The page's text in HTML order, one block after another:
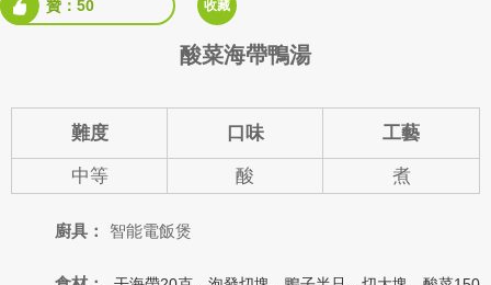
贊：50 收藏
酸菜海帶鴨湯
難度 口味 工藝
中等 酸 煮
廚具： 智能電飯煲